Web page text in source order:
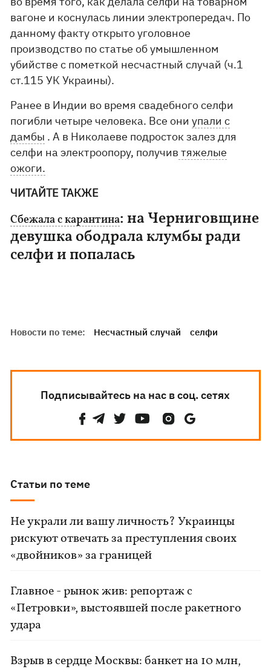
вагоне и коснулась линии электропередач. По
данному факту открыто уголовное
производство по статье об умышленном
убийстве с пометкой несчастный случай (ч.1
ст.115 УК Украины).
Ранее в Индии во время свадебного селфи
погибли четыре человека. Все ониупали с
дамбы . А в Николаеве подросток залез для
селфи на электроопору, получив тяжелые
ожоги.
ЧИТАЙТЕ ТАКЖЕ
Сбежала с карантина: на Черниговщине
девушка ободрала клумбы ради
селфи и попалась
Новости по теме: Несчастный случай селфи
Подписывайтесь на нас в соц. сетях
Статьи по теме
Не украли ли вашу личность? Украинцы
рискуют отвечать за преступления своих
«двойников» за границей
Главное - рынок жив: репортаж с
«Петровки», выстоявшей после ракетного
удара
Взрыв в сердце Москвы: банкет на 10 млн,